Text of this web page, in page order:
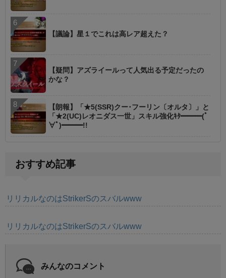
【議論】星１でこれは高レア超えた？
【疑問】アズライールって人気出る予定だったの
かな？
【朗報】「★5(SSR)クー･フーリン〔オルタ〕」と
「★2(UC)レオニダス一世」スキル強化ｷﾀ━━━(ﾟ
∀ﾟ)━━━!!
おすすめ記事
リリカルなのはStrikerSのスバルwww
リリカルなのはStrikerSのスバルwww
みんなのコメント